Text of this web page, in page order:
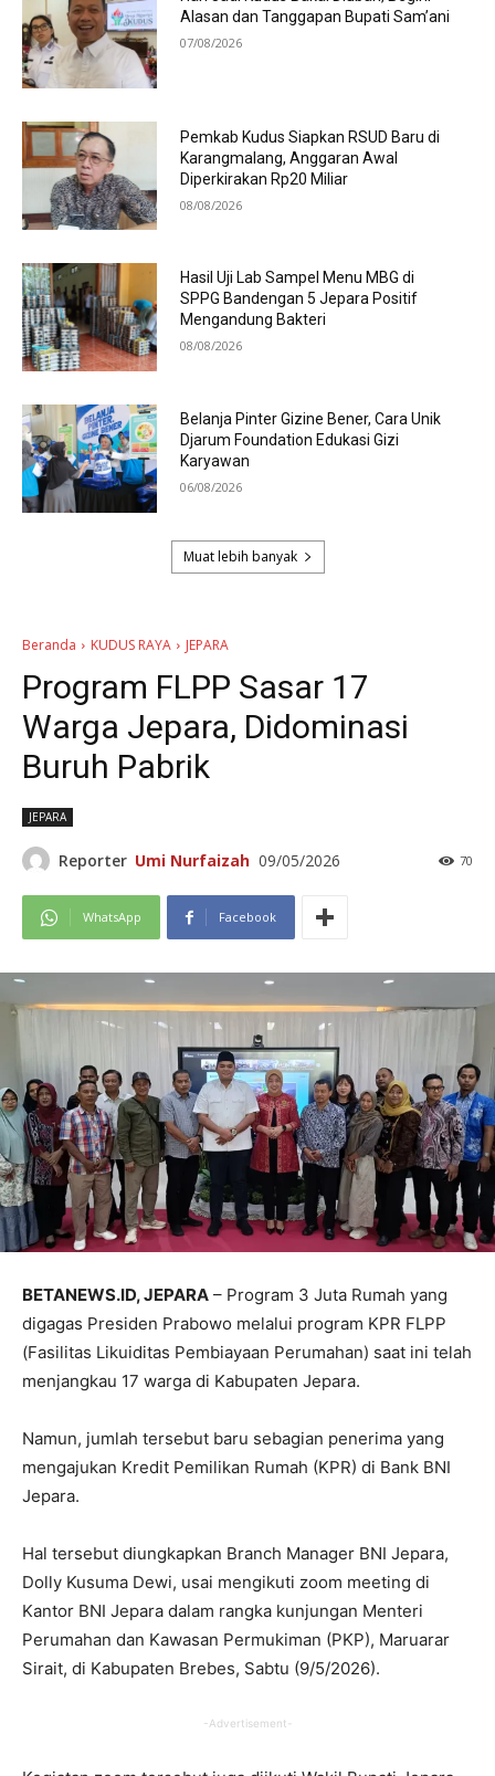
Alasan dan Tanggapan Bupati Sam’ani
07/08/2026
Pemkab Kudus Siapkan RSUD Baru di
Karangmalang, Anggaran Awal
Diperkirakan Rp20 Miliar
08/08/2026
Hasil Uji Lab Sampel Menu MBG di
SPPG Bandengan 5 Jepara Positif
Mengandung Bakteri
08/08/2026
Belanja Pinter Gizine Bener, Cara Unik
Djarum Foundation Edukasi Gizi
Karyawan
06/08/2026
Muat lebih banyak